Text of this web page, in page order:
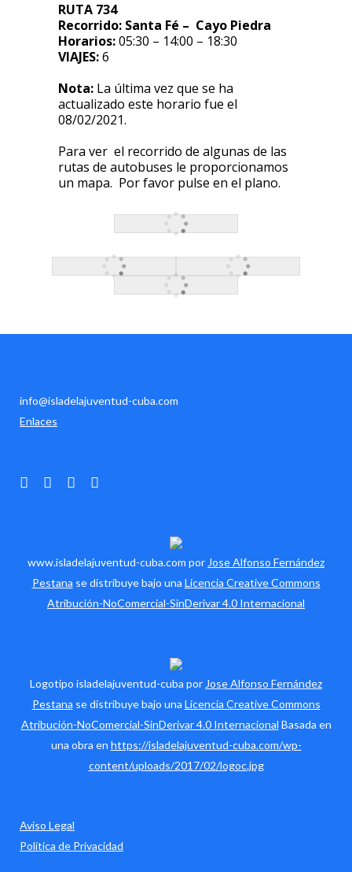
RUTA 734
Recorrido: Santa Fé – Cayo Piedra
Horarios:05:30 – 14:00 – 18:30
VIAJES:6
Nota: La última vez que se ha
actualizado este horario fue el
08/02/2021.
Para ver el recorrido de algunas de las
rutas de autobuses le proporcionamos
un mapa. Por favor pulse en el plano.
info@isladelajuventud-cuba.com
Enlaces
www.isladelajuventud-cuba.com por Jose Alfonso Fernández
Pestana se distribuye bajo una Licencia Creative Commons
Atribución-NoComercial-SinDerivar 4.0 Internacional
Logotipo isladelajuventud-cuba por Jose Alfonso Fernández
Pestana se distribuye bajo una Licencia Creative Commons
Atribución-NoComercial-SinDerivar 4.0 Internacional Basada en
una obra en https://isladelajuventud-cuba.com/wp-
content/uploads/2017/02/logoc.jpg
Aviso Legal
Política de Privacidad